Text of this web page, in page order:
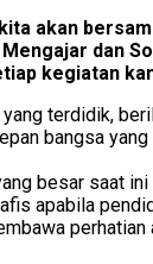
akan
dan
kegiatan
terdidik,
bangsa
besar saat
apabila